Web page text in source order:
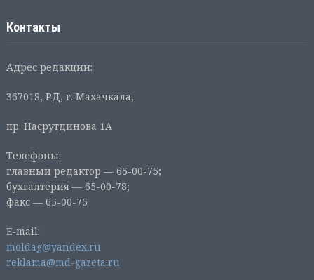
Контакты
Адрес редакции:
367018, РД, г. Махачкала,
пр. Насрутдинова 1А
Телефоны:
главный редактор — 65-00-75;
бухгалтерия — 65-00-78;
факс — 65-00-75
E-mail:
moldag@yandex.ru
reklama@md-gazeta.ru